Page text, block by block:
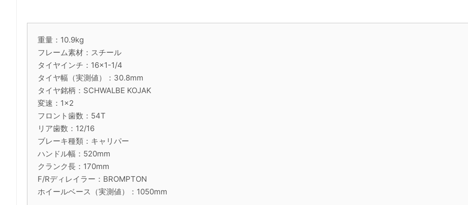
重量：10.9kg
フレーム素材：スチール
タイヤインチ：16×1-1/4
タイヤ幅（実測値）：30.8mm
タイヤ銘柄：SCHWALBE KOJAK
変速：1×2
フロント歯数：54T
リア歯数：12/16
ブレーキ種類：キャリパー
ハンドル幅：520mm
クランク長：170mm
F/Rディレイラー：BROMPTON
ホイールベース（実測値）：1050mm